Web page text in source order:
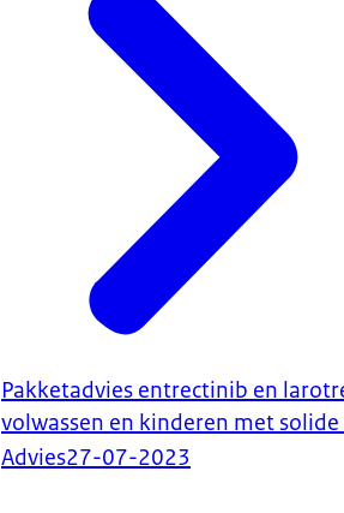
Pakketadvies entrectinib en
volwassen en kinderen met
Advies27-07-2023